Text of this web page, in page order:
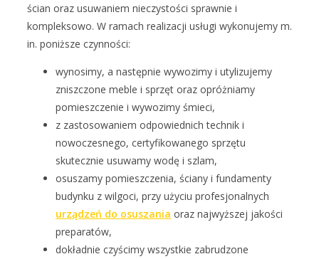
ścian oraz usuwaniem nieczystości sprawnie i
kompleksowo. W ramach realizacji usługi wykonujemy m.
in. poniższe czynności:
wynosimy, a następnie wywozimy i utylizujemy
zniszczone meble i sprzęt oraz opróżniamy
pomieszczenie i wywozimy śmieci,
z zastosowaniem odpowiednich technik i
nowoczesnego, certyfikowanego sprzętu
skutecznie usuwamy wodę i szlam,
osuszamy pomieszczenia, ściany i fundamenty
budynku z wilgoci, przy użyciu profesjonalnych
urządzeń do osuszania oraz najwyższej jakości
preparatów,
dokładnie czyścimy wszystkie zabrudzone